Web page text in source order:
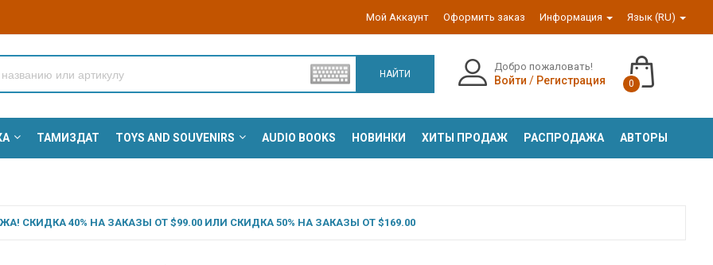
Мой Аккаунт Оформить заказ Информация Язык (RU)
НАЙТИ
Добро пожаловать!
Войти / Регистрация 0
ТАМИЗДАТ TOYS AND SOUVENIRS AUDIO BOOKS НОВИНКИ ХИТЫ ПРОДАЖ РАСПРОДАЖА АВТОРЫ
СКИДКА 40% НА ЗАКАЗЫ ОТ $99.00 ИЛИ СКИДКА 50% НА ЗАКАЗЫ ОТ $169.00